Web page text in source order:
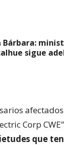
sigue
Corp
que